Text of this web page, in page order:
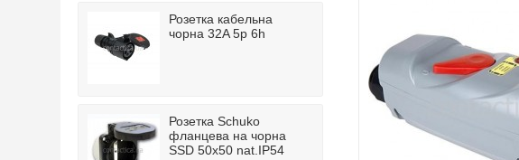
Розетка кабельна
чорна 32A 5p 6h
Розетка Schuko
фланцева на чорна
SSD 50x50 nat.IP54